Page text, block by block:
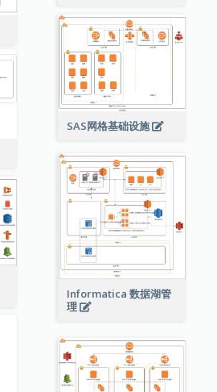
SAS网格基础设施
Informatica 数据湖管
理